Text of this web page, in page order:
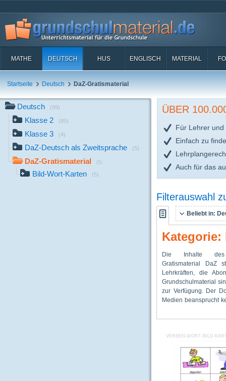
MATHE DEUTSCH HUS ENGLISCH MATERIAL
Startseite Deutsch DaZ-Gratismaterial
Deutsch (99)
Klasse 2 (85)
Klasse 3 (4)
DaZ-Deutsch als Zweitsprache (5)
DaZ-Gratismaterial (5)
Bild-Wort-Karten (5)
ÜBER
Für Lehrer und
Einfach zu
Auch für das
Filterauswahl
Beliebt in:
Kategorie:
Die Inhalte des
Gratismaterial DaZ
Lehrkräften, die
Grundschulmaterial
zur Verfügung. Der
Medien beansprucht
Dieses kostenlose
Beitrag des
Förderung von
Mittelpunkt stehen
denen das Lernen
Sprache bzw.
Anfangsunterricht
VERBEN-WORT-BILD-